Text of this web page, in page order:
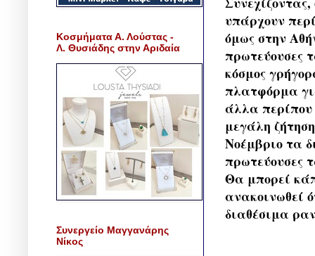
υπάρχουν
όμως στην
πρωτεύουσες
κόσμος
πλατφόρμα
άλλα περίπου
μεγάλη
Νοέμβριο τα
πρωτεύουσες
Θα μπορεί
ανακοινωθεί
διαθέσιμα
Κοσμήματα Α. Λούστας -
Λ. Θυσιάδης στην Αριδαία
Συνεργείο Μαγγανάρης
Νίκος